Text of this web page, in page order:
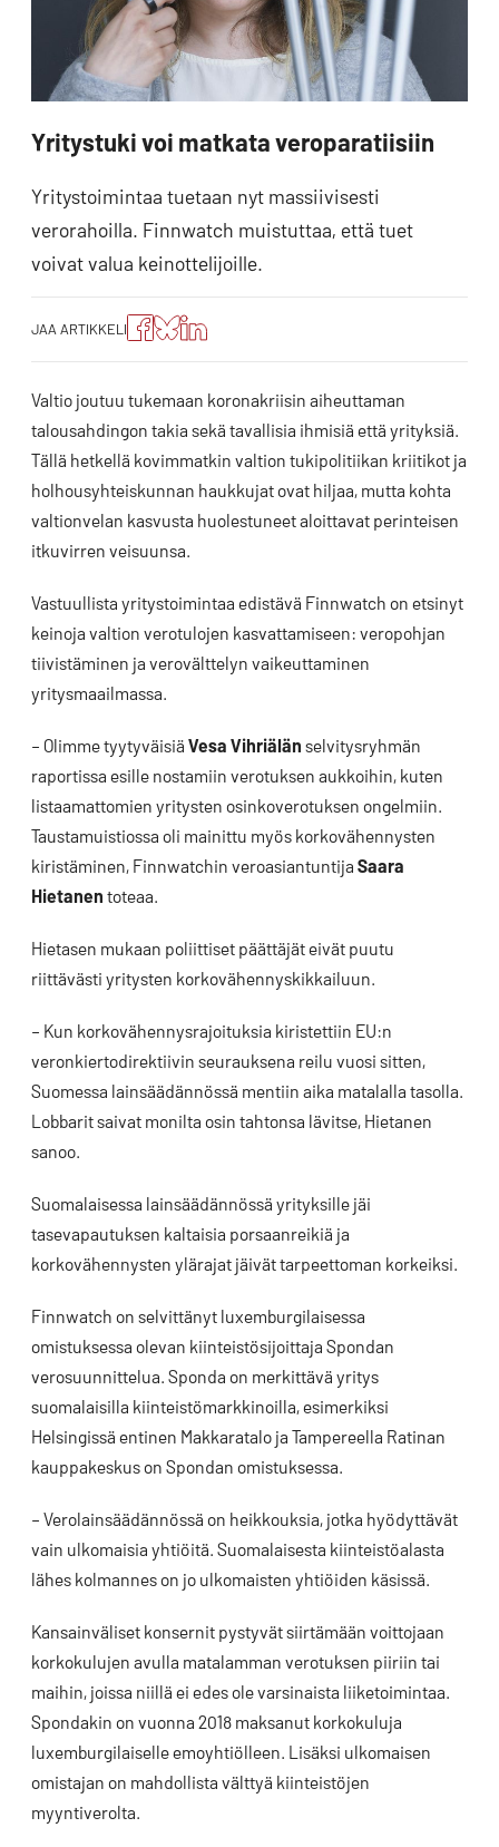
Yritystuki voi matkata veroparatiisiin
Yritystoimintaa tuetaan nyt massiivisesti
verorahoilla. Finnwatch muistuttaa, että tuet
voivat valua keinottelijoille.
JAA ARTIKKELI
Jaa
artikkeli
Facebookissa
Jaa
artikkeli
Blueskyssa
Jako:
Jaa
artikkeli
Valtio joutuu tukemaan koronakriisin aiheuttaman
talousahdingon takia sekä tavallisia ihmisiä että yrityksiä.
Tällä hetkellä kovimmatkin valtion tukipolitiikan kriitikot ja
holhousyhteiskunnan haukkujat ovat hiljaa, mutta kohta
valtionvelan kasvusta huolestuneet aloittavat perinteisen
itkuvirren veisuunsa.
Vastuullista yritystoimintaa edistävä Finnwatch on etsinyt
keinoja valtion verotulojen kasvattamiseen: veropohjan
tiivistäminen ja verovälttelyn vaikeuttaminen
yritysmaailmassa.
– Olimme tyytyväisiä Vesa Vihriälän selvitysryhmän
raportissa esille nostamiin verotuksen aukkoihin, kuten
listaamattomien yritysten osinkoverotuksen ongelmiin.
Taustamuistiossa oli mainittu myös korkovähennysten
kiristäminen, Finnwatchin veroasiantuntija Saara
Hietanen toteaa.
Hietasen mukaan poliittiset päättäjät eivät puutu
riittävästi yritysten korkovähennyskikkailuun.
– Kun korkovähennysrajoituksia kiristettiin EU:n
veronkiertodirektiivin seurauksena reilu vuosi sitten,
Suomessa lainsäädännössä mentiin aika matalalla tasolla.
Lobbarit saivat monilta osin tahtonsa lävitse, Hietanen
sanoo.
Suomalaisessa lainsäädännössä yrityksille jäi
tasevapautuksen kaltaisia porsaanreikiä ja
korkovähennysten ylärajat jäivät tarpeettoman korkeiksi.
Finnwatch on selvittänyt luxemburgilaisessa
omistuksessa olevan kiinteistösijoittaja Spondan
verosuunnittelua. Sponda on merkittävä yritys
suomalaisilla kiinteistömarkkinoilla, esimerkiksi
Helsingissä entinen Makkaratalo ja Tampereella Ratinan
kauppakeskus on Spondan omistuksessa.
– Verolainsäädännössä on heikkouksia, jotka hyödyttävät
vain ulkomaisia yhtiöitä. Suomalaisesta kiinteistöalasta
lähes kolmannes on jo ulkomaisten yhtiöiden käsissä.
Kansainväliset konsernit pystyvät siirtämään voittojaan
korkokulujen avulla matalamman verotuksen piiriin tai
maihin, joissa niillä ei edes ole varsinaista liiketoimintaa.
Spondakin on vuonna 2018 maksanut korkokuluja
luxemburgilaiselle emoyhtiölleen. Lisäksi ulkomaisen
omistajan on mahdollista välttyä kiinteistöjen
myyntiverolta.